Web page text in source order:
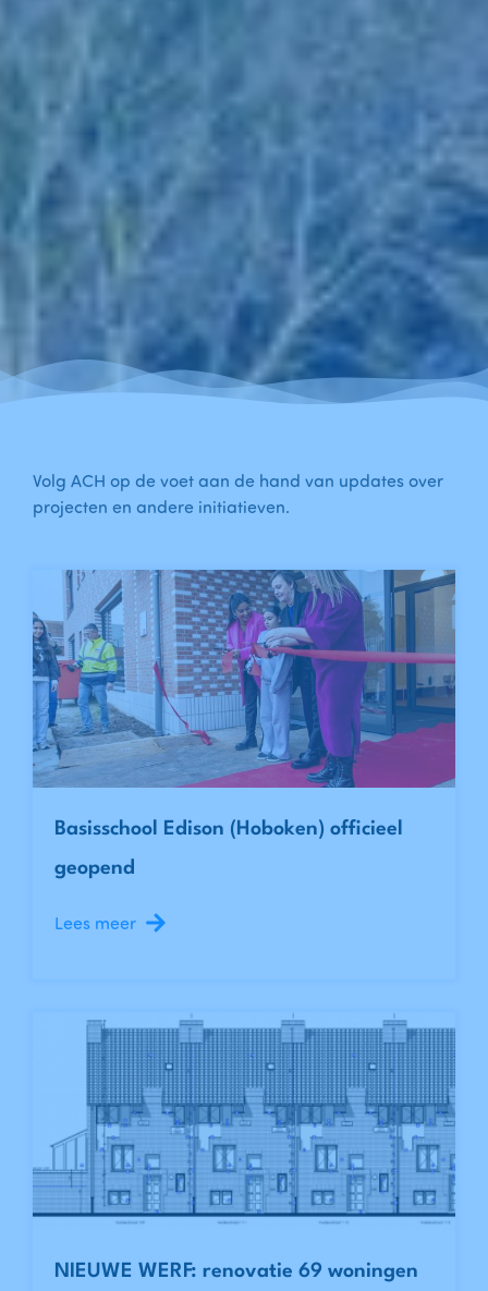
Volg ACH op de voet aan de hand van updates over
projecten en andere initiatieven.
Basisschool Edison (Hoboken) officieel
geopend
Lees meer
NIEUWE WERF: renovatie 69 woningen